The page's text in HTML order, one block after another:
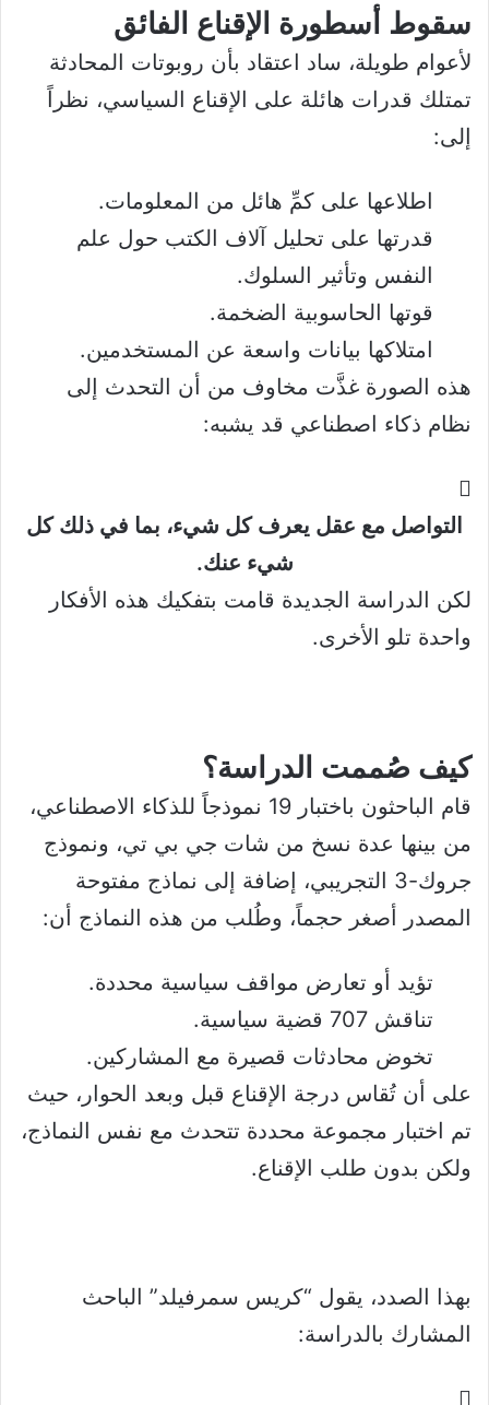
سقوط أسطورة الإقناع الفائق
لأعوام طويلة، ساد اعتقاد بأن روبوتات المحادثة
تمتلك قدرات هائلة على الإقناع السياسي، نظراً
إلى:
اطلاعها على كمِّ هائل من المعلومات.
قدرتها على تحليل آلاف الكتب حول علم
النفس وتأثير السلوك.
قوتها الحاسوبية الضخمة.
امتلاكها بيانات واسعة عن المستخدمين.
هذه الصورة غذَّت مخاوف من أن التحدث إلى
نظام ذكاء اصطناعي قد يشبه:
التواصل مع عقل يعرف كل شيء، بما في ذلك كل
شيء عنك.
لكن الدراسة الجديدة قامت بتفكيك هذه الأفكار
واحدة تلو الأخرى.
كيف صُممت الدراسة؟
قام الباحثون باختبار 19 نموذجاً للذكاء الاصطناعي،
من بينها عدة نسخ من شات جي بي تي، ونموذج
جروك-3 التجريبي، إضافة إلى نماذج مفتوحة
المصدر أصغر حجماً، وطُلب من هذه النماذج أن:
تؤيد أو تعارض مواقف سياسية محددة.
تناقش 707 قضية سياسية.
تخوض محادثات قصيرة مع المشاركين.
على أن تُقاس درجة الإقناع قبل وبعد الحوار، حيث
تم اختبار مجموعة محددة تتحدث مع نفس النماذج،
ولكن بدون طلب الإقناع.
بهذا الصدد، يقول “كريس سمرفيلد” الباحث
المشارك بالدراسة: